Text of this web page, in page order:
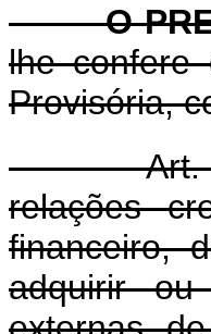
O
lhe confere
Provisória,
Art.
relações
financeiro,
adquirir ou